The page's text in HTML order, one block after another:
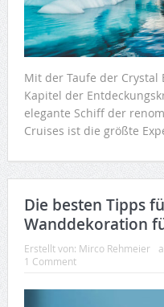
Mit der Taufe der Crystal
Kapitel der
elegante Schiff der
Cruises ist die größte
Die besten Tipps
Wanddekoration
Erstellt von: Mirco Rehmeier
1 Comment